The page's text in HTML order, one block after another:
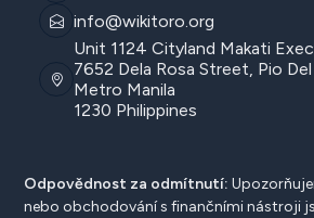
info@wikitoro.org
Unit 1124 Cityland Makati
7652 Dela Rosa Street, Pio
Metro Manila
1230 Philippines
Odpovědnost za odmítnutí:
nebo obchodování s finančními nástroji